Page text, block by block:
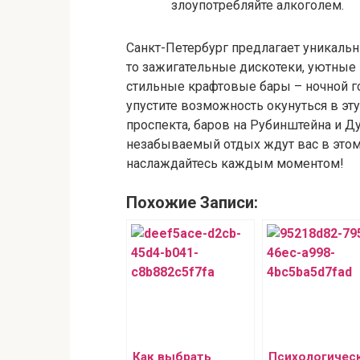
злоупотребляйте алкоголем.
Санкт-Петербург предлагает
то зажигательные дискотеки,
стильные крафтовые бары – ночной
упустите возможность окунуться в
проспекта, баров на Рубинштейна и
незабываемый отдых ждут вас в
наслаждайтесь каждым моментом!
Похожие Записи:
Как выбрать